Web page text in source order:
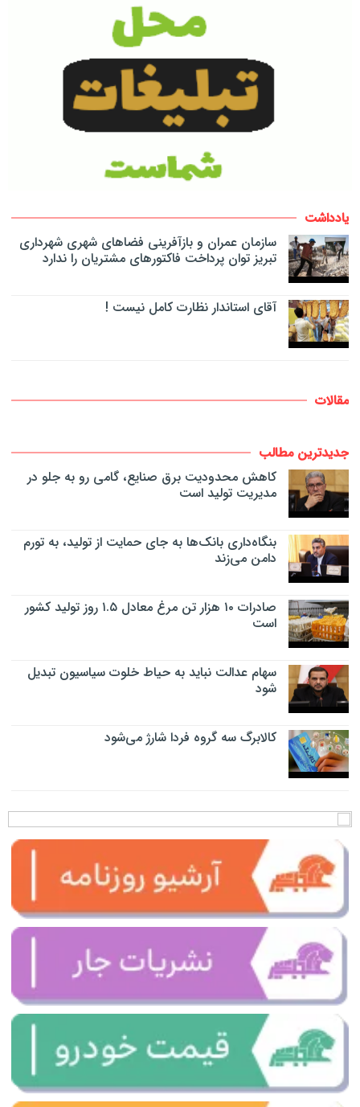
یادداشت
سازمان عمران و بازآفرینی فضاهای شهری شهرداری
تبریز توان پرداخت فاکتورهای مشتریان را ندارد
آقای استاندار نظارت کامل نیست !
مقالات
جدیدترین مطالب
کاهش محدودیت برق صنایع، گامی رو به جلو در
مدیریت تولید است
بنگاه‌داری بانک‌ها به جای حمایت از تولید، به تورم
دامن می‌زند
صادرات ۱۰ هزار تن مرغ معادل ۱.۵ روز تولید کشور
است
سهام عدالت نباید به حیاط خلوت سیاسیون تبدیل
شود
کالابرگ سه گروه فردا شارژ می‌شود